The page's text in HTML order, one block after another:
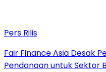
Pers Rilis
Fair Finance Asia Desak
Pendanaan untuk Sektor